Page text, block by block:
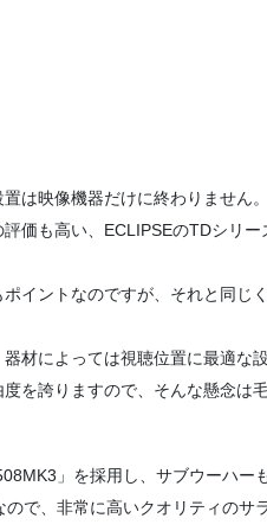
は映像機器だけに終わりません。
価も高い、ECLIPSEのTDシリ
イントなのですが、それと同じ
材によっては視聴位置に最適な
を誇りますので、そんな懸念は
」を採用し、サブウーハー
で、非常に高いクオリティのサ